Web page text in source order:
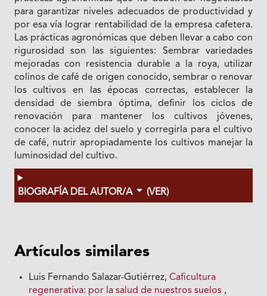
para garantizar niveles adecuados de productividad y
por esa vía lograr rentabilidad de la empresa cafetera.
Las prácticas agronómicas que deben llevar a cabo con
rigurosidad son las siguientes: Sembrar variedades
mejoradas con resistencia durable a la roya, utilizar
colinos de café de origen conocido, sembrar o renovar
los cultivos en las épocas correctas, establecer la
densidad de siembra óptima, definir los ciclos de
renovación para mantener los cultivos jóvenes,
conocer la acidez del suelo y corregirla para el cultivo
de café, nutrir apropiadamente los cultivos manejar la
luminosidad del cultivo.
BIOGRAFÍA DEL AUTOR/A (VER)
Artículos similares
Luis Fernando Salazar-Gutiérrez,Caficultura
regenerativa: por la salud de nuestros suelos ,